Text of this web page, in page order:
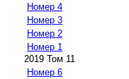
Номер 4
Номер 3
Номер 2
Номер 1
2019 Том 11
Номер 6